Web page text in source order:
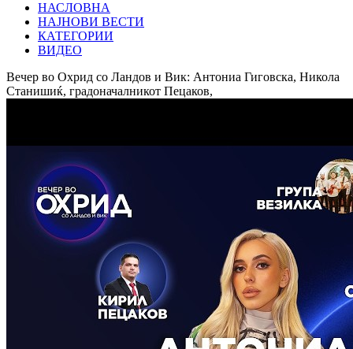
НАСЛОВНА
НАЈНОВИ ВЕСТИ
КАТЕГОРИИ
ВИДЕО
Вечер во Охрид со Ландов и Вик: Антониа Гиговска, Никола
Станишиќ, градоначалникот Пецаков,